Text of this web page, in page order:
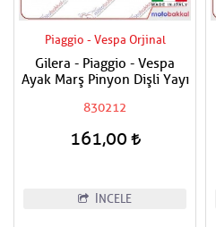
Piaggio - Vespa Orjinal
Gilera - Piaggio - Vespa
Ayak Marş Pinyon Dişli Yayı
830212
161,00
İNCELE